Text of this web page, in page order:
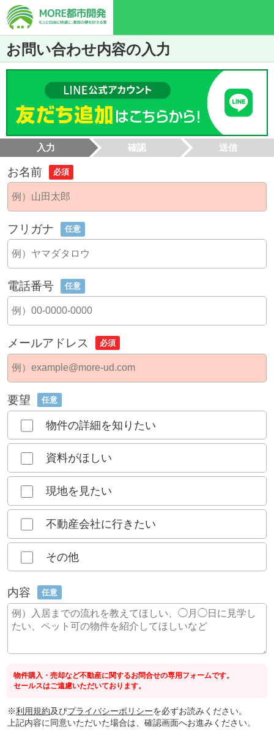
お問い合わせ内容の入力
入力 確認 送信
お名前 必須
フリガナ 任意
電話番号 任意
メールアドレス 必須
要望 任意
物件の詳細を知りたい
資料がほしい
現地を見たい
不動産会社に行きたい
その他
内容 任意
物件購入・売却など不動産に関するお問合せの専用フォームです。
セールスはご遠慮いただいております。
※利用規約及びプライバシーポリシーを必ずお読みください。
上記内容に同意いただいた場合は、確認画面へお進みください。